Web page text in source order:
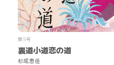
第5号
裏道小道恋の道
杉成恵佳